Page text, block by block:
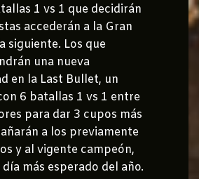
1 vs 1 que decidirán
accederán a la Gran
siguiente. Los que
una nueva
en la Last Bullet, un
6 batallas 1 vs 1 entre
para dar 3 cupos más
a los previamente
y al vigente campeón,
día más esperado del año.